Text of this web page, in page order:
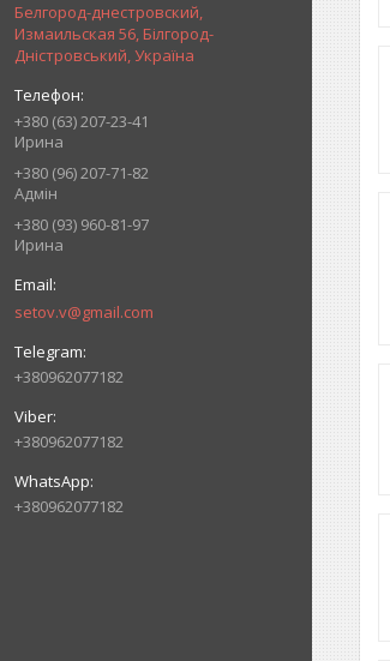
Белгород-днестровский,
Измаильская 56, Білгород-
Дністровський, Україна
+380 (63) 207-23-41
Ирина
+380 (96) 207-71-82
Адмін
+380 (93) 960-81-97
Ирина
setov.v@gmail.com
+380962077182
+380962077182
+380962077182